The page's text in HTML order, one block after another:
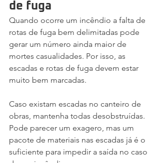
de fuga
Quando ocorre um incêndio a falta de
rotas de fuga bem delimitadas pode
gerar um número ainda maior de
mortes casualidades. Por isso, as
escadas e rotas de fuga devem estar
muito bem marcadas.
Caso existam escadas no canteiro de
obras, mantenha todas desobstruídas.
Pode parecer um exagero, mas um
pacote de materiais nas escadas já é o
suficiente para impedir a saída no caso